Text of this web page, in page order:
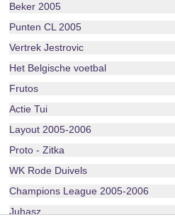
Beker 2005
Punten CL 2005
Vertrek Jestrovic
Het Belgische voetbal
Frutos
Actie Tui
Layout 2005-2006
Proto - Zitka
WK Rode Duivels
Champions League 2005-2006
Juhasz